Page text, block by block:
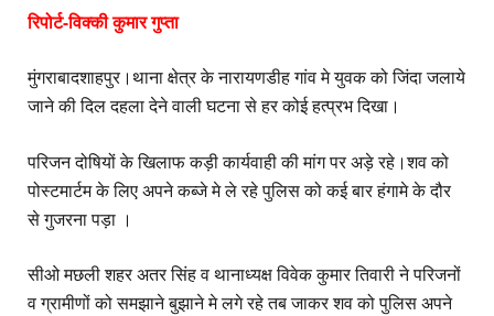
रिपोर्ट-विक्की कुमार गुप्ता
मुंगराबादशाहपुर।थाना क्षेत्र के नारायणडीह गांव मे युवक को जिंदा जलाये
जाने की दिल दहला देने वाली घटना से हर कोई हत्प्रभ दिखा।
परिजन दोषियों के खिलाफ कड़ी कार्यवाही की मांग पर अड़े रहे।शव को
पोस्टमार्टम के लिए अपने कब्जे मे ले रहे पुलिस को कई बार हंगामे के दौर
से गुजरना पड़ा ।
सीओ मछली शहर अतर सिंह व थानाध्यक्ष विवेक कुमार तिवारी ने परिजनों
व ग्रामीणों को समझाने बुझाने मे लगे रहे तब जाकर शव को पुलिस अपने